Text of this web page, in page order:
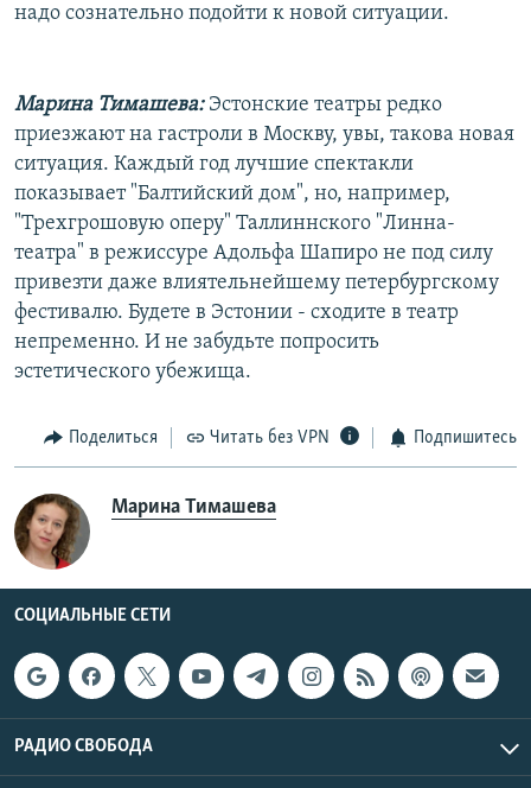
надо сознательно подойти к новой ситуации.
Марина Тимашева:Эстонские театры редко
приезжают на гастроли в Москву, увы, такова новая
ситуация. Каждый год лучшие спектакли
показывает "Балтийский дом", но, например,
"Трехгрошовую оперу" Таллиннского "Линна-
театра" в режиссуре Адольфа Шапиро не под силу
привезти даже влиятельнейшему петербургскому
фестивалю. Будете в Эстонии - сходите в театр
непременно. И не забудьте попросить
эстетического убежища.
Поделиться Читать без VPN Подпишитесь
Марина Тимашева
СОЦИАЛЬНЫЕ СЕТИ
РАДИО СВОБОДА